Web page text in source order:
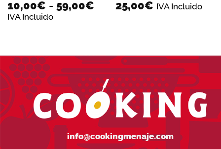
10,00€ - 59,00€Rango
hasta
59,00€
IVA Incluido
25,00€ IVA Incluido
info@cookingmenaje.com